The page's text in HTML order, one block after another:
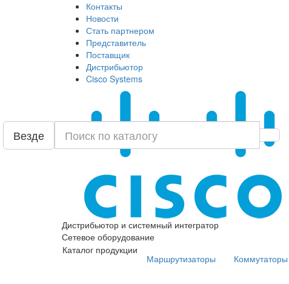
Контакты
Новости
Стать партнером
Представитель
Поставщик
Дистрибьютор
Cisco Systems
Дистрибьютор и системный интегратор
Сетевое оборудование
Везде
Каталог продукции
Маршрутизаторы Коммутаторы